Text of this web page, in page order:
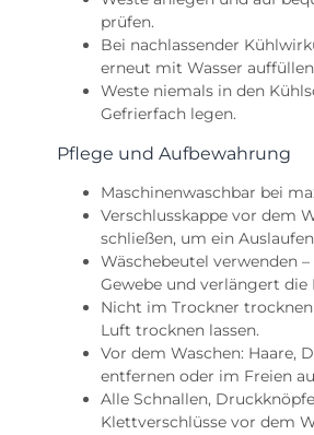
prüfen.
Bei nachlassender
erneut mit Wasser
Weste niemals in den
Gefrierfach legen.
Pflege und Aufbewahrung
Maschinenwaschbar bei
Verschlusskappe vor dem
schließen, um ein
Wäschebeutel verwenden
Gewebe und verlängert die
Nicht im Trockner
Luft trocknen lassen.
Vor dem Waschen: Haare,
entfernen oder im Freien
Alle Schnallen,
Klettverschlüsse vor dem